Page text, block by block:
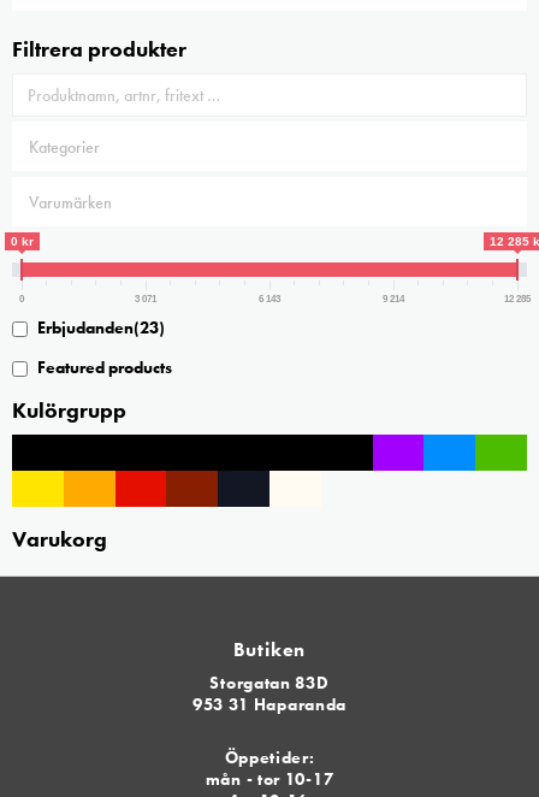
Filtrera produkter
0 kr 12 285
0 3 071 6 143 9 214 12 285
Erbjudanden(23)
Featured products
Kulörgrupp
Varukorg
Butiken
Storgatan 83D
953 31 Haparanda
Öppetider:
mån - tor 10-17